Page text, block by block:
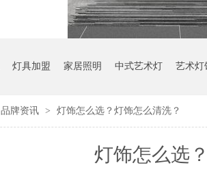
灯具加盟 家居照明 中式艺术灯 艺术灯
品牌资讯 > 灯饰怎么选？灯饰怎么清洗？
灯饰怎么选